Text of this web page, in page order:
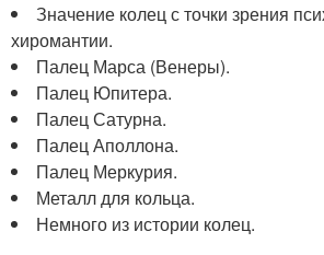
Значение колец с точки зрения
хиромантии.
Палец Марса (Венеры).
Палец Юпитера.
Палец Сатурна.
Палец Аполлона.
Палец Меркурия.
Металл для кольца.
Немного из истории колец.